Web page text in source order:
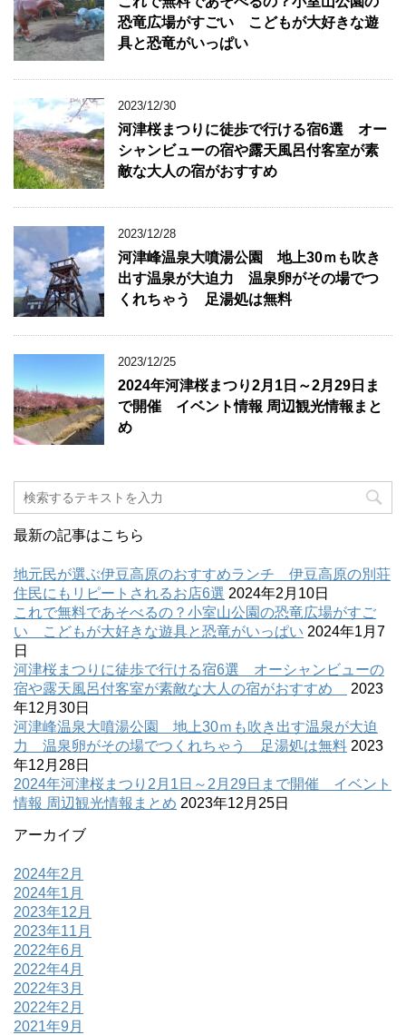
恐竜広場がすごい こどもが大好きな遊
具と恐竜がいっぱい
2023/12/30
河津桜まつりに徒歩で行ける宿6選 オー
シャンビューの宿や露天風呂付客室が素
敵な大人の宿がおすすめ
2023/12/28
河津峰温泉大噴湯公園 地上30ｍも吹き
出す温泉が大迫力 温泉卵がその場でつ
くれちゃう 足湯処は無料
2023/12/25
2024年河津桜まつり2月1日～2月29日ま
で開催 イベント情報 周辺観光情報まと
め
最新の記事はこちら
地元民が選ぶ伊豆高原のおすすめランチ 伊豆高原の別荘
住民にもリピートされるお店6選 2024年2月10日
これで無料であそべるの？小室山公園の恐竜広場がすご
い こどもが大好きな遊具と恐竜がいっぱい 2024年1月7
日
河津桜まつりに徒歩で行ける宿6選 オーシャンビューの
宿や露天風呂付客室が素敵な大人の宿がおすすめ
2023
年12月30日
河津峰温泉大噴湯公園 地上30ｍも吹き出す温泉が大迫
力 温泉卵がその場でつくれちゃう 足湯処は無料 2023
年12月28日
2024年河津桜まつり2月1日～2月29日まで開催 イベント
情報 周辺観光情報まとめ 2023年12月25日
アーカイブ
2024年2月
2024年1月
2023年12月
2023年11月
2022年6月
2022年4月
2022年3月
2022年2月
2021年9月